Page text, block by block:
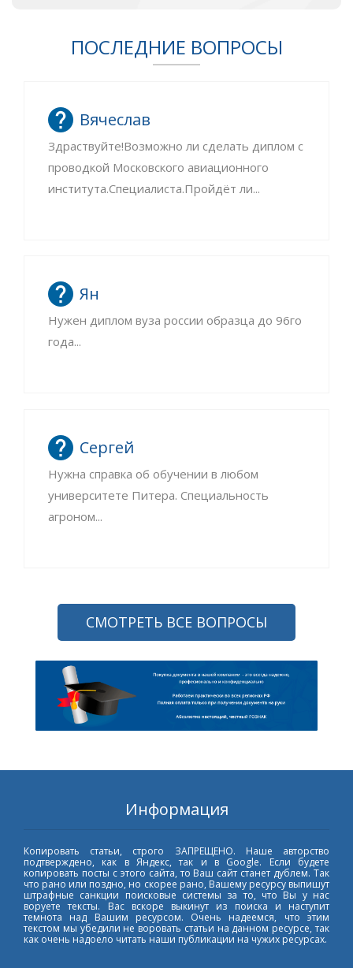
ПОСЛЕДНИЕ ВОПРОСЫ
Вячеслав
Здраствуйте!Возможно ли сделать диплом с
проводкой Московского авиационного
института.Специалиста.Пройдёт ли...
Ян
Нужен диплом вуза россии образца до 96го
года...
Сергей
Нужна справка об обучении в любом
университете Питера. Специальность
агроном...
СМОТРЕТЬ ВСЕ ВОПРОСЫ
Информация
Копировать статьи, строго ЗАПРЕЩЕНО. Наше авторство
подтверждено, как в Яндекс, так и в Google. Если будете
копировать посты с этого сайта, то Ваш сайт станет дублем. Так
что рано или поздно, но скорее рано, Вашему ресурсу выпишут
штрафные санкции поисковые системы за то, что Вы у нас
воруете тексты. Вас вскоре выкинут из поиска и наступит
темнота над Вашим ресурсом. Очень надеемся, что этим
текстом мы убедили не воровать статьи на данном ресурсе, так
как очень надоело читать наши публикации на чужих ресурсах.